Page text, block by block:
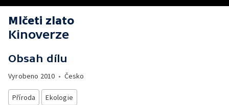
Mlčeti zlato
Kinoverze
Obsah dílu
Vyrobeno 2010 • Česko
Příroda Ekologie